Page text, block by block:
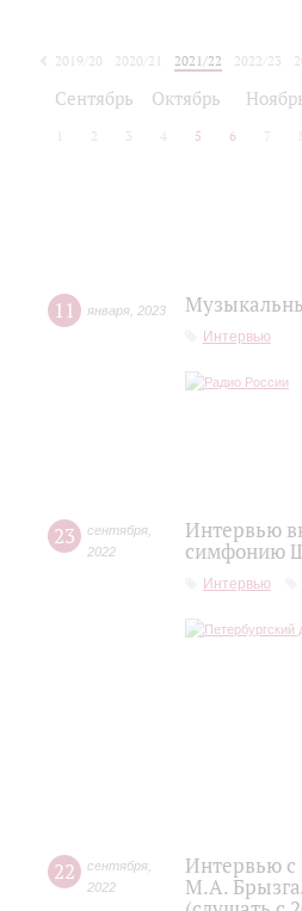
2019/20 2020/21 2021/22 2022/23
Сентябрь Октябрь
2 3 4 5 6 7
11 января 2023
Интервью
23 сентября
2022
Интервью
симфонию
Интервью
22 сентября
2022
Интервью с
М.А.